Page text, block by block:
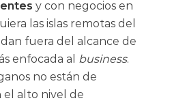
y con negocios en
las islas remotas del
fuera del alcance de
enfocada al
business.
no están de
alto nivel de